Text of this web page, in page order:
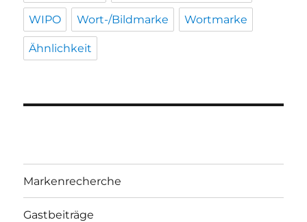
WIPO Wort-/Bildmarke Wortmarke
Ähnlichkeit
Markenrecherche
Gastbeiträge